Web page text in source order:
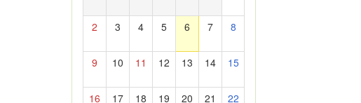
2 3 4 5 6 7 8
9 10 11 12 13 14 15
16 17 18 19 20 21 22